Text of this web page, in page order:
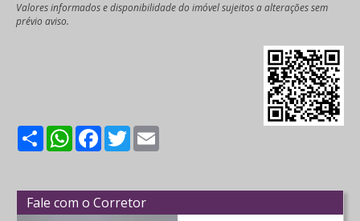
Valores informados e disponibilidade do imóvel sujeitos a alterações sem
prévio aviso.
ShareWhatsApp
Facebook
Twitter
Fale com o Corretor